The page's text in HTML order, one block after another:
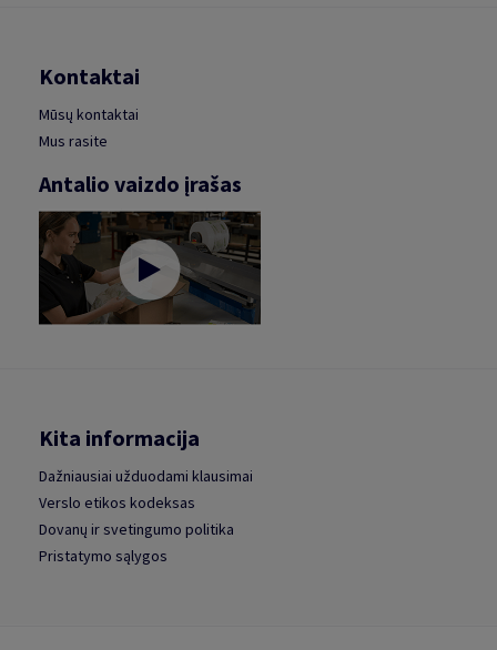
Kontaktai
Mūsų kontaktai
Mus rasite
Antalio vaizdo įrašas
Kita informacija
Dažniausiai užduodami klausimai
Verslo etikos kodeksas
Dovanų ir svetingumo politika
Pristatymo sąlygos